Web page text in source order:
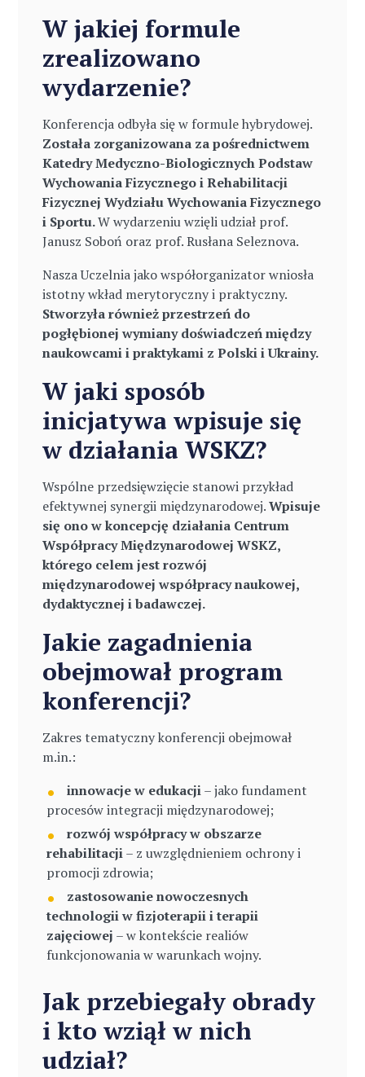
W jakiej formule
zrealizowano
wydarzenie?
Konferencja odbyła się w formule hybrydowej.
Została zorganizowana za pośrednictwem
Katedry Medyczno-Biologicznych Podstaw
Wychowania Fizycznego i Rehabilitacji
Fizycznej Wydziału Wychowania Fizycznego
i Sportu.W wydarzeniu wzięli udział prof.
Janusz Soboń oraz prof. Rusłana Seleznova.
Nasza Uczelnia jako współorganizator wniosła
istotny wkład merytoryczny i praktyczny.
Stworzyła również przestrzeń do
pogłębionej wymiany doświadczeń między
naukowcami i praktykami z Polski i Ukrainy.
W jaki sposób
inicjatywa wpisuje się
w działania WSKZ?
Wspólne przedsięwzięcie stanowi przykład
efektywnej synergii międzynarodowej.Wpisuje
się ono w koncepcję działania Centrum
Współpracy Międzynarodowej WSKZ,
którego celem jest rozwój
międzynarodowej współpracy naukowej,
dydaktycznej i badawczej.
Jakie zagadnienia
obejmował program
konferencji?
Zakres tematyczny konferencji obejmował
m.in.:
innowacje w edukacji– jako fundament
procesów integracji międzynarodowej;
rozwój współpracy w obszarze
rehabilitacji– z uwzględnieniem ochrony i
promocji zdrowia;
zastosowanie nowoczesnych
technologii w fizjoterapii i terapii
zajęciowej – w kontekście realiów
funkcjonowania w warunkach wojny.
Jak przebiegały obrady
i kto wziął w nich
udział?